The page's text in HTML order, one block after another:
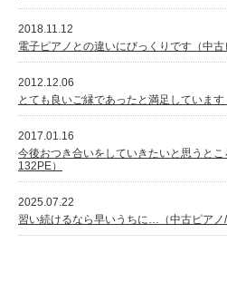
2018.11.12
電子ピアノとの違いにびっくりです（中古
2012.12.06
とても良いご縁であったと満足しています
2017.01.16
今後おつき合いをしていきたいと思うと
132PE）
2025.07.22
習い続けるなら早いうちに…（中古ピアノ/